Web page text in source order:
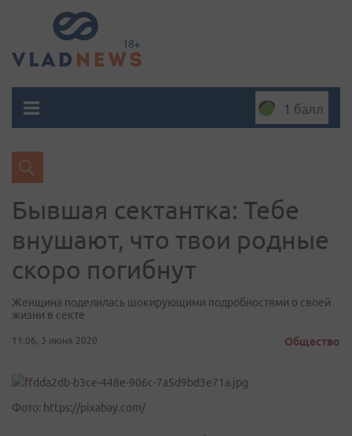
1 балл
Бывшая сектантка: Тебе
внушают, что твои родные
скоро погибнут
Женщина поделилась шокирующими подробностями о своей
жизни в секте
11:06, 3 июня 2020 Общество
Фото: https://pixabay.com/